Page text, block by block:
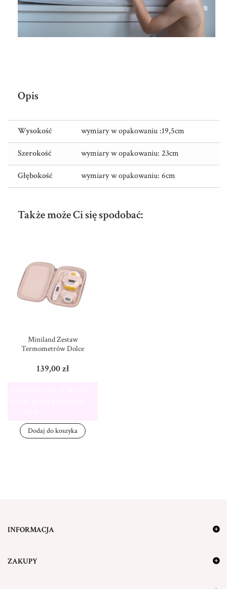
Opis
Wysokość wymiary w opakowaniu :19,5cm
Szerokość wymiary w opakowaniu: 23cm
Głębokość wymiary w opakowaniu: 6cm
Także może Ci się spodobać:
Miniland Zestaw
Termometrów Dolce
139,00 zł
Dodaj do koszyka
INFORMACJA
ZAKUPY